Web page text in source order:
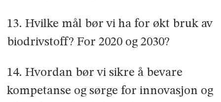
13. Hvilke mål bør vi ha for økt bruk av
biodrivstoff? For 2020 og 2030?
14. Hvordan bør vi sikre å bevare
kompetanse og sørge for innovasjon og